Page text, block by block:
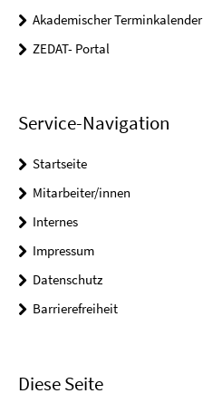
Akademischer Terminkalender
ZEDAT- Portal
Service-Navigation
Startseite
Mitarbeiter/innen
Internes
Impressum
Datenschutz
Barrierefreiheit
Diese Seite